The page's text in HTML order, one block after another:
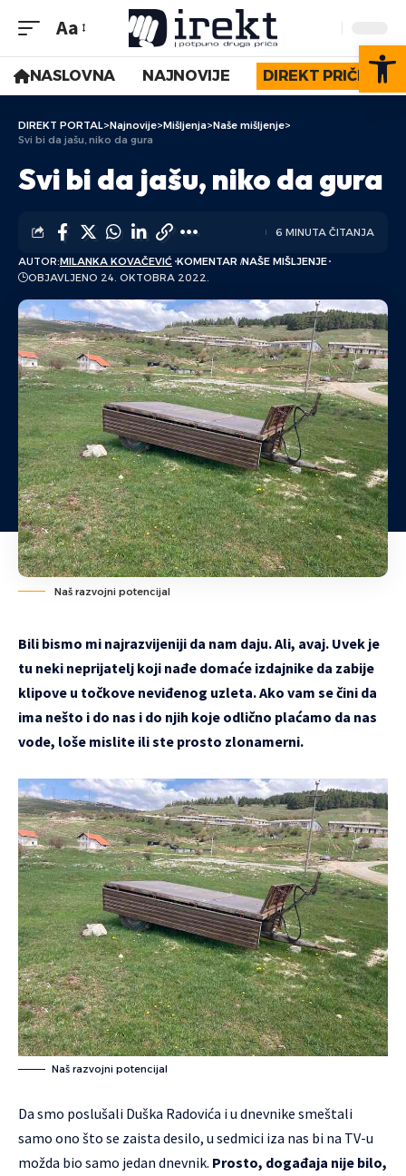
Aa
NASLOVNA NAJNOVIJE DIREKT PRIČE
DIREKT PORTAL>Najnovije>Mišljenja>Naše mišljenje>
Svi bi da jašu, niko da gura
Svi bi da jašu, niko da gura
AUTOR:MILANKA KOVAČEVIĆ KOMENTAR NAŠE MIŠLJENJE
OBJAVLJENO 24. OKTOBRA 2022.
6 MINUTA ČITANJA
Naš razvojni potencijal
Bili bismo mi najrazvijeniji da nam daju. Ali, avaj. Uvek je
tu neki neprijatelj koji nađe domaće izdajnike da zabije
klipove u točkove neviđenog uzleta. Ako vam se čini da
ima nešto i do nas i do njih koje odlično plaćamo da nas
vode, loše mislite ili ste prosto zlonamerni.
Naš razvojni potencijal
Da smo poslušali Duška Radovića i u dnevnike smeštali
samo ono što se zaista desilo, u sedmici iza nas bi na TV-u
možda bio samo jedan dnevnik. Prosto, događaja nije bilo,